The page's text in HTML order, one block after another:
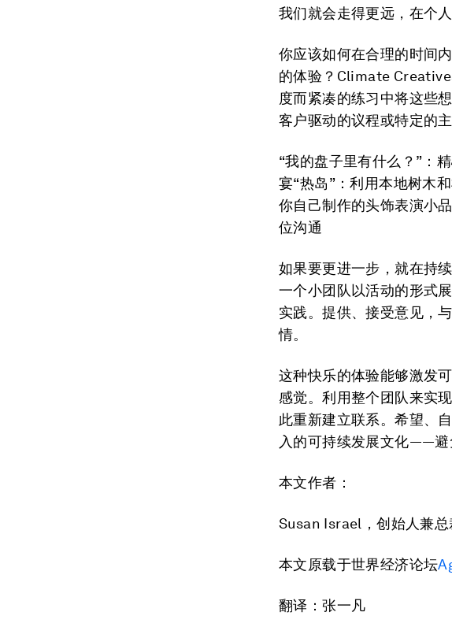
我们就会走得更远，在个
你应该如何在合理的时间
的体验？Climate
度而紧凑的练习中将这些
客户驱动的议程或特定的
“我的盘子里有什么？”：
宴“热岛”：利用本地树木
你自己制作的头饰表演小
位沟通
如果要更进一步，就在持
一个小团队以活动的形式
实践。提供、接受意见，
情。
这种快乐的体验能够激发
感觉。利用整个团队来实
此重新建立联系。希望、
入的可持续发展文化——避
本文作者：
Susan Israel，创始人兼
本文原载于世界经济论坛
翻译：张一凡